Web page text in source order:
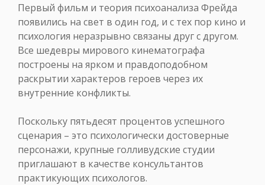
Первый фильм и теория психоанализа Фрейда
появились на свет в один год, и с тех пор кино и
психология неразрывно связаны друг с другом.
Все шедевры мирового кинематографа
построены на ярком и правдоподобном
раскрытии характеров героев через их
внутренние конфликты.
Поскольку пятьдесят процентов успешного
сценария – это психологически достоверные
персонажи, крупные голливудские студии
приглашают в качестве консультантов
практикующих психологов.